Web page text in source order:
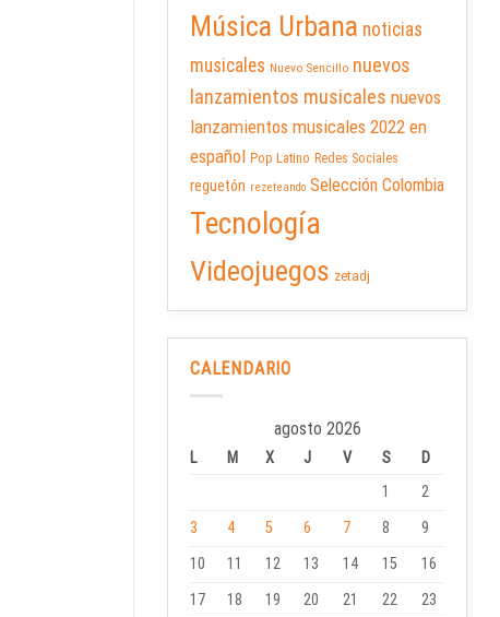
Música Urbana noticias
musicales Nuevo Sencillo nuevos
lanzamientos musicales nuevos
lanzamientos musicales 2022 en
español Pop Latino Redes Sociales
reguetón rezeteando Selección Colombia
Tecnología
Videojuegos zetadj
CALENDARIO
agosto 2026
L M X J V S
D
1
2
3
4 5 6 7 8
9
10
11 12 13 14 15
16
17
18 19 20 21 22
23